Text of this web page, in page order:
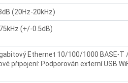
(20Hz-20kHz)
(+/-0.5dB)
Ethernet 10/100/1000 BASE-T
připojení: Podporován externí USB